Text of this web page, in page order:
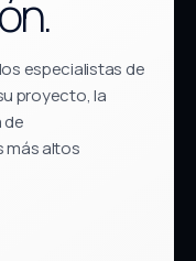
especialistas de
proyecto, la
de
más altos